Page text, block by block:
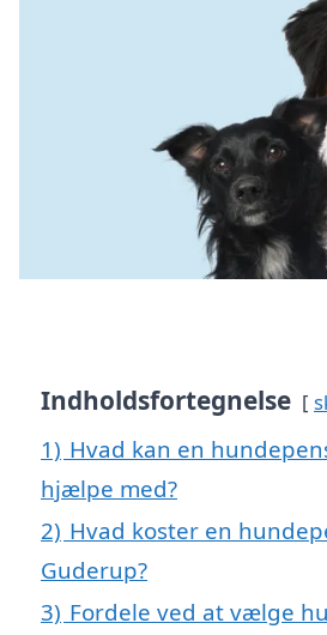
Indholdsfortegnelse
1) Hvad kan en
hjælpe med?
2) Hvad koster en
Guderup?
3) Fordele ved at vælge